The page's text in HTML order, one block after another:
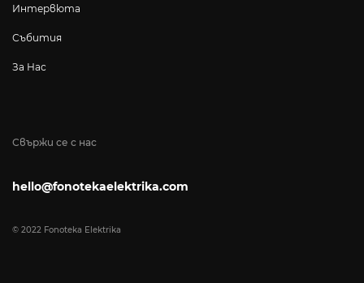
Свържи се с нас
hello@fonotekaelektrika.com
© 2022 Fonoteka Elektrika
Интервюта
Събития
За Нас